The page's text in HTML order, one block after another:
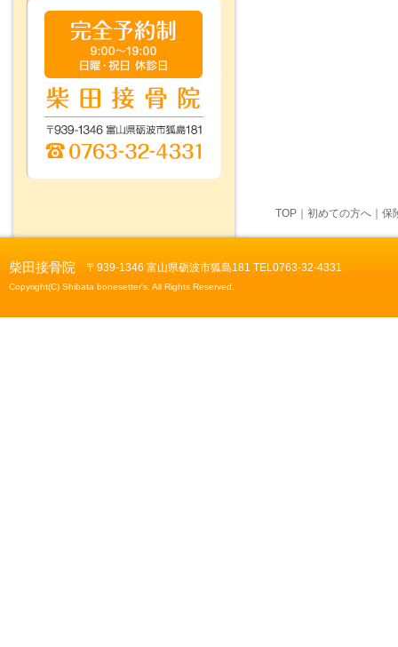
TOP 初めての方へ 保
柴田接骨院 〒939-1346 富山県砺波市狐島181 TEL0763-32-4331
Copyright(C) Shibata bonesetter's. All Rights Reserved.